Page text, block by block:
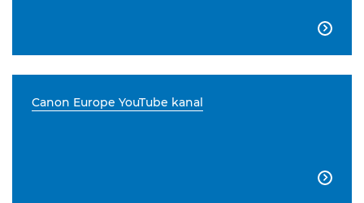

Canon Europe YouTube kanal
